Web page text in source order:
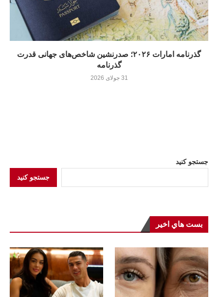
گذرنامه امارات ۲۰۲۶؛ صدرنشین شاخص‌های جهانی قدرت
گذرنامه
31 جولای 2026
جستجو کنید
جستجو کنید
بست هاي اخير